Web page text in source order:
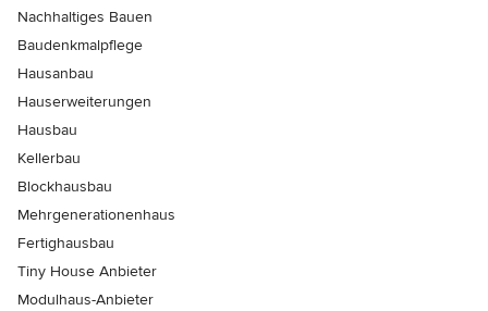
Nachhaltiges Bauen
Baudenkmalpflege
Hausanbau
Hauserweiterungen
Hausbau
Kellerbau
Blockhausbau
Mehrgenerationenhaus
Fertighausbau
Tiny House Anbieter
Modulhaus-Anbieter